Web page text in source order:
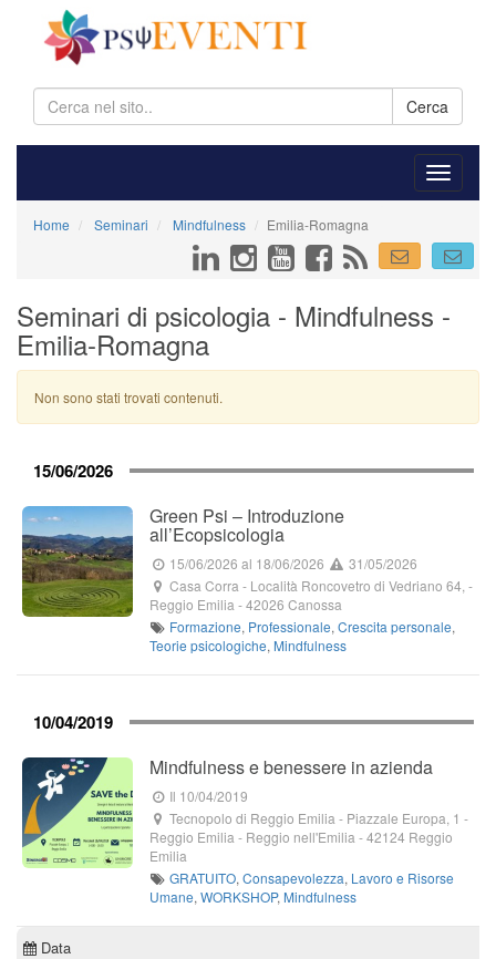
Cerca
Home Seminari Mindfulness Emilia-Romagna
Seminari di psicologia - Mindfulness -
Emilia-Romagna
Non sono stati trovati contenuti.
15/06/2026
Green Psi – Introduzione
all’Ecopsicologia
15/06/2026 al 18/06/2026
31/05/2026
Casa Corra - Località Roncovetro di Vedriano 64, -
Reggio Emilia -42026 Canossa
Formazione, Professionale,Crescita personale,
Teorie psicologiche, Mindfulness
10/04/2019
Mindfulness e benessere in azienda
Il 10/04/2019
Tecnopolo di Reggio Emilia - Piazzale Europa, 1 -
Reggio Emilia - Reggio nell'Emilia -42124 Reggio
Emilia
GRATUITO,Consapevolezza, Lavoro e Risorse
Umane, WORKSHOP, Mindfulness
Data